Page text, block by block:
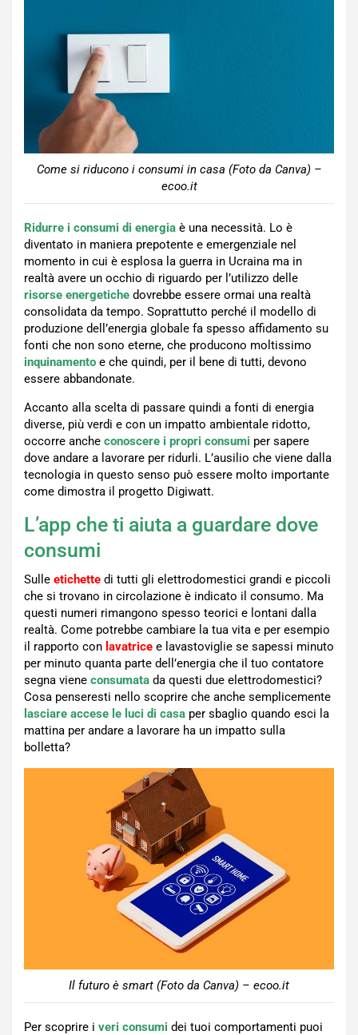
Come si riducono i consumi in casa (Foto da Canva) –
ecoo.it
Ridurre i consumi di energia è una necessità. Lo è
diventato in maniera prepotente e emergenziale nel
momento in cui è esplosa la guerra in Ucraina ma in
realtà avere un occhio di riguardo per l’utilizzo delle
risorse energetiche dovrebbe essere ormai una realtà
consolidata da tempo. Soprattutto perché il modello di
produzione dell’energia globale fa spesso affidamento su
fonti che non sono eterne, che producono moltissimo
inquinamento e che quindi, per il bene di tutti, devono
essere abbandonate.
Accanto alla scelta di passare quindi a fonti di energia
diverse, più verdi e con un impatto ambientale ridotto,
occorre anche conoscere i propri consumi per sapere
dove andare a lavorare per ridurli. L’ausilio che viene dalla
tecnologia in questo senso può essere molto importante
come dimostra il progetto Digiwatt.
L’app che ti aiuta a guardare dove
consumi
Sulle etichette di tutti gli elettrodomestici grandi e piccoli
che si trovano in circolazione è indicato il consumo. Ma
questi numeri rimangono spesso teorici e lontani dalla
realtà. Come potrebbe cambiare la tua vita e per esempio
il rapporto con lavatrice e lavastoviglie se sapessi minuto
per minuto quanta parte dell’energia che il tuo contatore
segna viene consumata da questi due elettrodomestici?
Cosa penseresti nello scoprire che anche semplicemente
lasciare accese le luci di casa per sbaglio quando esci la
mattina per andare a lavorare ha un impatto sulla
bolletta?
Il futuro è smart (Foto da Canva) – ecoo.it
Per scoprire i veri consumi dei tuoi comportamenti puoi